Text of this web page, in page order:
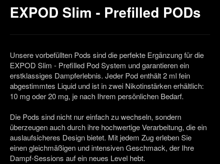
EXPOD Slim - Prefilled PODs
Unsere vorbefüllten Pods sind die perfekte Ergänzung für die
EXPOD Slim - Prefilled Pod System und garantieren ein
erstklassiges Dampferlebnis. Jeder Pod enthält 2 ml fein
abgestimmtes Liquid und ist in zwei Nikotinstärken erhältlich:
10 mg oder 20 mg, je nach Ihrem persönlichen Bedarf.
Die Pods sind nicht nur einfach zu wechseln, sondern
überzeugen auch durch ihre hochwertige Verarbeitung, die ein
auslaufsicheres Design bietet. Mit jedem Zug erleben Sie
einen gleichmäßigen und intensiven Geschmack, der Ihre
Dampf-Sessions auf ein neues Level hebt.